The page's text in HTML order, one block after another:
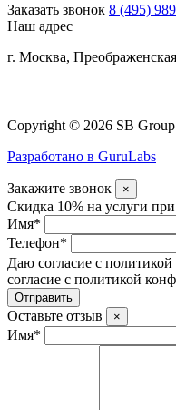
Заказать звонок 8 (495)
Наш адрес
г. Москва,
Copyright © 2026 SB
Разработано в GuruLabs
Закажите звонок ×
Скидка 10% на услуги при
Имя*
Телефон*
Даю согласие с
согласие с политикой
Оставьте отзыв ×
Имя*